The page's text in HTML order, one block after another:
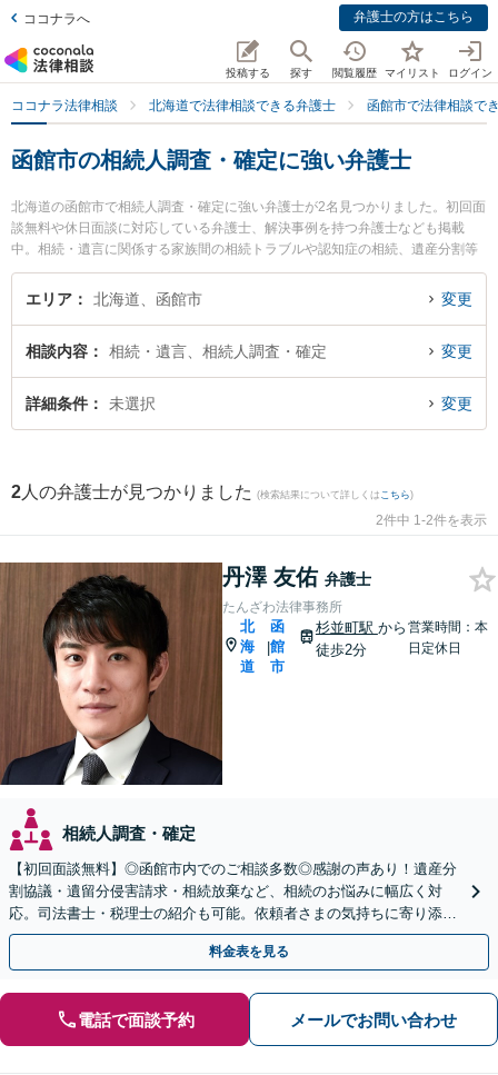
ココナラへ 弁護士の方はこちら
投稿する 探す 閲覧履歴 マイリスト ログイン
ココナラ法律相談 北海道で法律相談できる弁護士 函館市で法律相談で
函館市の相続人調査・確定に強い弁護士
北海道の函館市で相続人調査・確定に強い弁護士が2名見つかりました。初回面
談無料や休日面談に対応している弁護士、解決事例を持つ弁護士なども掲載
中。相続・遺言に関係する家族間の相続トラブルや認知症の相続、遺産分割等
の細かな分野での絞り込み検索もでき便利です。特にたんざわ法律事務所の丹
澤 友佑弁護士やはこだて春の星法律事務所の天野 真佑子弁護士のプロフィール
調査・確定のトラブル解決の実績豊富な近くの弁護士を検索したい』『初回相
談無料で相続人調査・確定を法律相談できる函館市内の弁護士に相談予約した
い』などでお困りの相談者さんにおすすめです。
エリア 北海道、函館市 変更
相談内容 相続・遺言、相続人調査・確定 変更
詳細条件 未選択 変更
2 人の弁護士が見つかりました (検索結果について詳しくは こちら)
2件中 1-2件を表示
丹澤 友佑 弁護士
たんざわ法律事務所
北
海
道
|
函
館
市
杉並町駅 から
徒歩2分
営業時間：本
日定休日
相続人調査・確定
【初回面談無料】◎函館市内でのご相談多数◎感謝の声あり！遺産分
割協議・遺留分侵害請求・相続放棄など、相続のお悩みに幅広く対
応。司法書士・税理士の紹介も可能。依頼者さまの気持ちに寄り添い
対応します【夜間・休日対応可能】【弁護士歴13年以上】
料金表を見る
電話で面談予約 メールでお問い合わせ